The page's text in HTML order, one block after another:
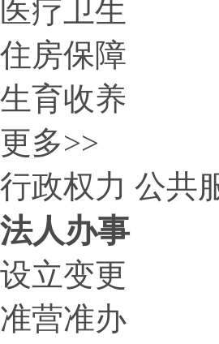
医疗卫生
住房保障
生育收养
更多>>
行政权力 公共
法人办事
设立变更
准营准办